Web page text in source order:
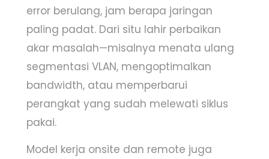
error berulang, jam berapa jaringan
paling padat. Dari situ lahir perbaikan
akar masalah—misalnya menata ulang
segmentasi VLAN, mengoptimalkan
bandwidth, atau memperbarui
perangkat yang sudah melewati siklus
pakai.
Model kerja onsite dan remote juga